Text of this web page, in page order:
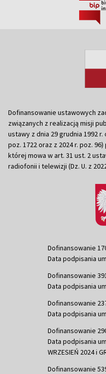
Dofinansowanie ustawowych
związanych z realizacją misji
ustawy z dnia 29 grudnia 1992
poz. 1722 oraz z 2024 r. poz.
której mowa w art. 31 ust. 2
radiofonii i telewizji (Dz. U. z
Dofinansowanie
Data podpisania
Dofinansowanie
Data podpisania
Dofinansowanie
Data podpisania
Dofinansowanie
Data podpisania
WRZESIEŃ 2024 i
Dofinansowanie